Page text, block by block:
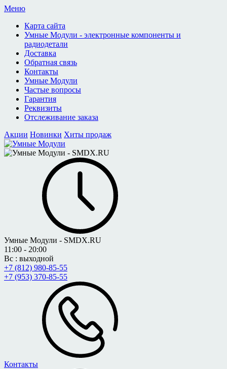
Меню
Карта сайта
Умные Модули - электронные компоненты и
радиодетали
Доставка
Обратная связь
Контакты
Умные Модули
Частые вопросы
Гарантия
Реквизиты
Отслеживание заказа
Акции Новинки Хиты продаж
Умные Модули - SMDX.RU
11:00 - 20:00
Вс : выходной
+7 (812) 980-85-55
+7 (953) 370-85-55
Контакты